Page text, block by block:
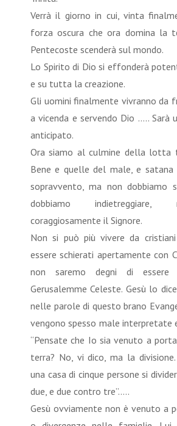
Verrà il giorno in cui, vinta
forza oscura che ora domina la
Pentecoste scenderà sul mondo.
Lo Spirito di Dio si effonderà
e su tutta la creazione.
Gli uomini finalmente vivranno da
a vicenda e servendo Dio ….. Sarà
anticipato.
Ora siamo al culmine della
Bene e quelle del male, e satana
sopravvento, ma non dobbiamo
dobbiamo
coraggiosamente il Signore.
Non si può più vivere da
essere schierati apertamente con
non saremo degni di essere
Gerusalemme Celeste. Gesù lo
nelle parole di questo brano
vengono spesso male interpretate
“Pensate che Io sia venuto a
terra? No, vi dico, ma la divisione.
una casa di cinque persone si
due, e due contro tre”…..
Gesù ovviamente non è venuto a